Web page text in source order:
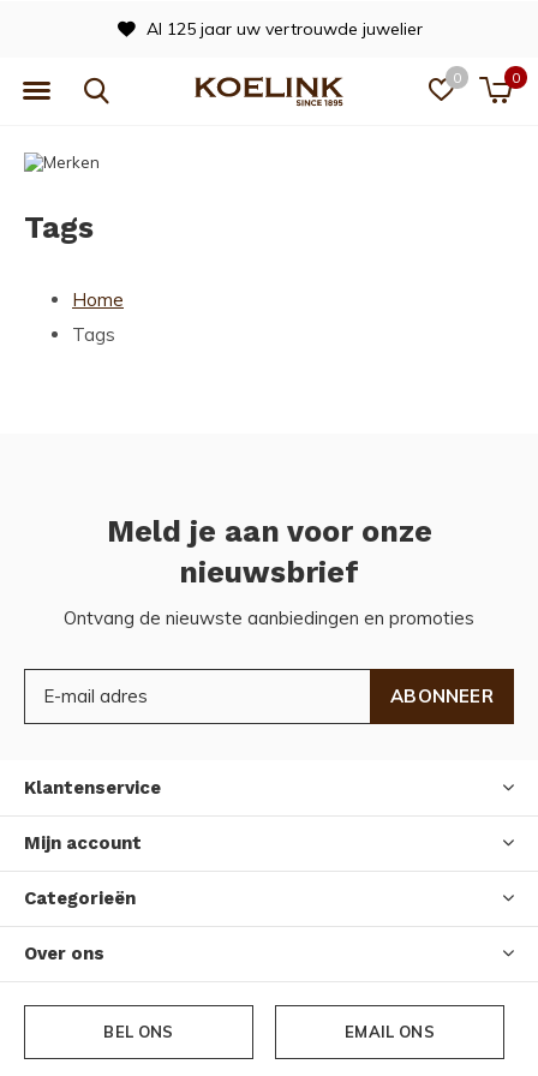
0 0
Al 125 jaar uw vertrouwde juwelier
Tags
Home
Tags
Meld je aan voor onze
nieuwsbrief
Ontvang de nieuwste aanbiedingen en promoties
ABONNEER
Klantenservice
Mijn account
Categorieën
Over ons
BEL ONS EMAIL ONS